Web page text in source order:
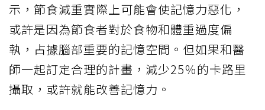
示，節食減重實際上可能會使記憶力惡化，
或許是因為節食者對於食物和體重過度偏
執，占據腦部重要的記憶空間。但如果和醫
師一起訂定合理的計畫，減少25％的卡路里
攝取，或許就能改善記憶力。